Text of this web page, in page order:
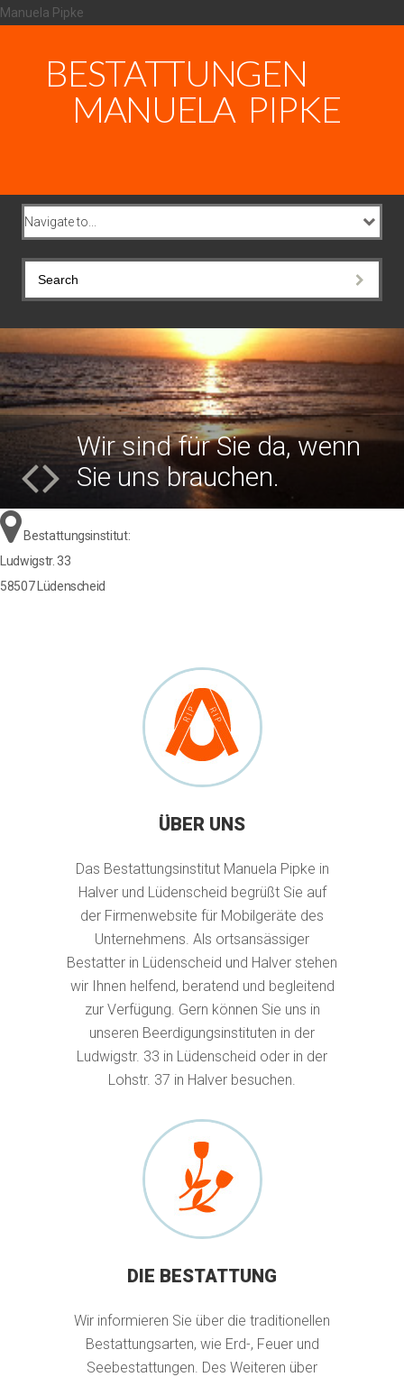
Manuela Pipke
BESTATTUNGEN
MANUELA PIPKE
Wir sind für Sie da, wenn
Sie uns brauchen.
Bestattungsinstitut:
Ludwigstr. 33
58507 Lüdenscheid
ÜBER UNS
Das Bestattungsinstitut Manuela Pipke in
Halver und Lüdenscheid begrüßt Sie auf
der Firmenwebsite für Mobilgeräte des
Unternehmens. Als ortsansässiger
Bestatter in Lüdenscheid und Halver stehen
wir Ihnen helfend, beratend und begleitend
zur Verfügung. Gern können Sie uns in
unseren Beerdigungsinstituten in der
Ludwigstr. 33 in Lüdenscheid oder in der
Lohstr. 37 in Halver besuchen.
DIE BESTATTUNG
Wir informieren Sie über die traditionellen
Bestattungsarten, wie Erd-, Feuer und
Seebestattungen. Des Weiteren über